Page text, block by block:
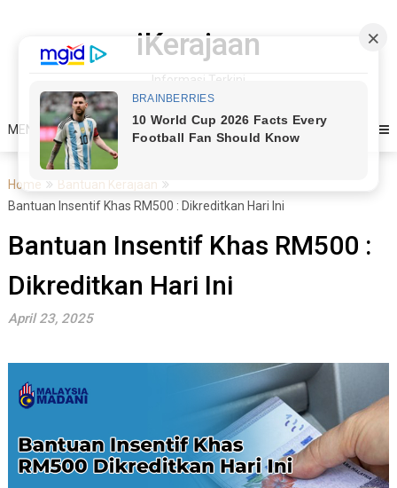
iKerajaan
Informasi Terkini
MENU
Home
Bantuan Kerajaan
Bantuan Insentif Khas RM500 : Dikreditkan Hari Ini
Bantuan Insentif Khas RM500 :
Dikreditkan Hari Ini
April 23, 2025